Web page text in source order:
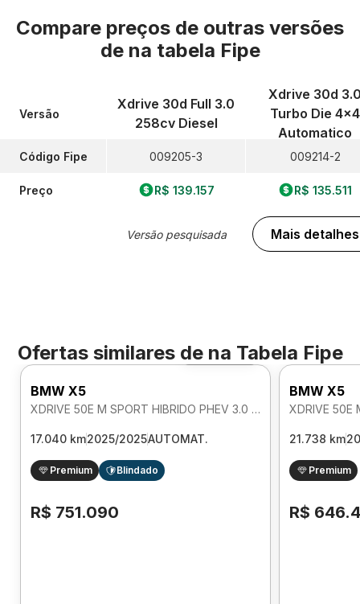
Compare preços de outras versões
de na tabela Fipe
Versão
Código Fipe
Preço
Xdrive 30d Full 3.0
258cv Diesel
009205-3
R$ 139.157
Versão pesquisada
Xdrive 30d
Turbo Die 4x4
Automatico
009214-2
R$ 135.511
Mais detalhes
Ofertas similares de na Tabela Fipe
Foto 360º
BMW X5
XDRIVE 50E M SPORT HIBRIDO PHEV 3.0 AUTOMATICO
17.040 km2025/2025AUTOMAT.
Premium Blindado
R$ 751.090
BMW X5
21.738 km
Premium
R$